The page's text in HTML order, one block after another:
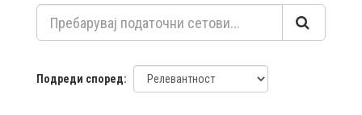
Подреди според